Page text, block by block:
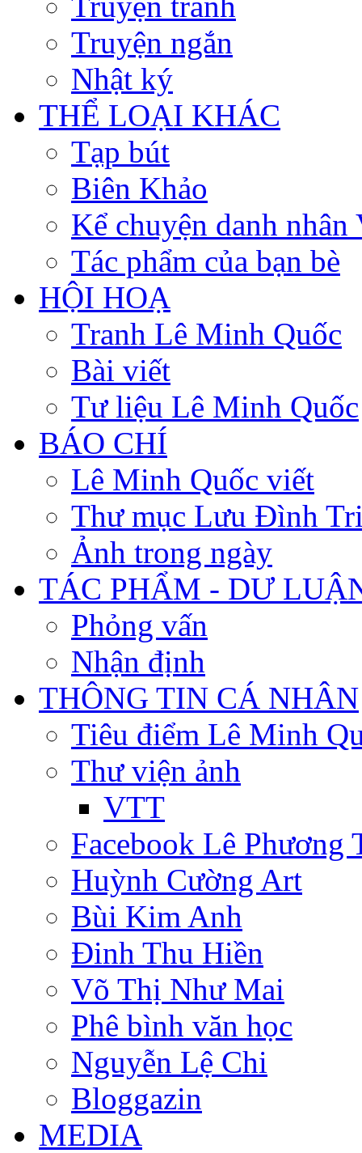
Truyện ngắn
Nhật ký
THỂ LOẠI KHÁC
Tạp bút
Biên Khảo
Kể chuyện danh nhân
Tác phẩm của bạn bè
HỘI HOẠ
Tranh Lê Minh Quốc
Bài viết
Tư liệu Lê Minh Quốc
BÁO CHÍ
Lê Minh Quốc viết
Thư mục Lưu Đình
Ảnh trong ngày
TÁC PHẨM - DƯ
Phỏng vấn
Nhận định
THÔNG TIN CÁ NHÂN
Tiêu điểm Lê Minh
Thư viện ảnh
VTT
Facebook Lê Phương
Huỳnh Cường Art
Bùi Kim Anh
Đinh Thu Hiền
Võ Thị Như Mai
Phê bình văn học
Nguyễn Lệ Chi
Bloggazin
MEDIA